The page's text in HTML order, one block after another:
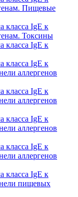
Пищевые
класса IgE к
Токсины
класса IgE к
класса IgE к
аллергенов
класса IgE к
аллергенов
класса IgE к
аллергенов
класса IgE к
аллергенов
класса IgE к
пищевых